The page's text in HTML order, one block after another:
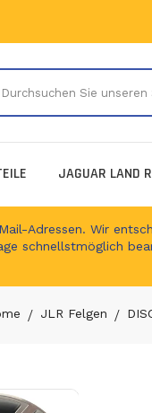
JAGUAR LAND
Adressen. Wir
schnellstmöglich
JLR Felgen